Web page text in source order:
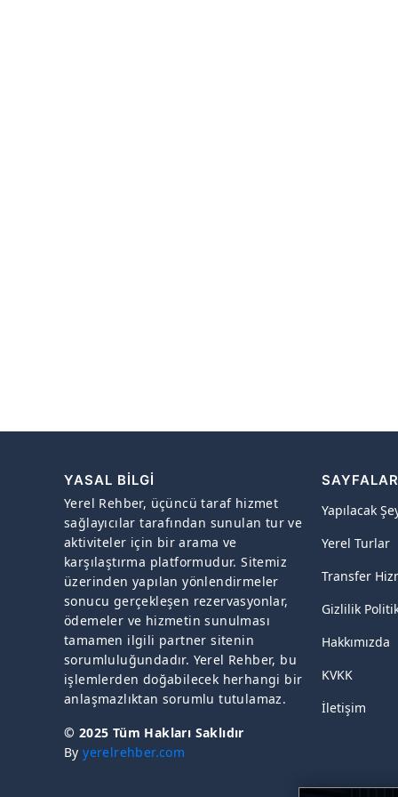
YASAL BILGI
Yerel Rehber, üçüncü taraf hizmet
sağlayıcılar tarafından sunulan tur ve
aktiviteler için bir arama ve
karşılaştırma platformudur. Sitemiz
üzerinden yapılan yönlendirmeler
sonucu gerçekleşen rezervasyonlar,
ödemeler ve hizmetin sunulması
tamamen ilgili partner sitenin
sorumluluğundadır. Yerel Rehber, bu
işlemlerden doğabilecek herhangi bir
anlaşmazlıktan sorumlu tutulamaz.
© 2025 Tüm Hakları Saklıdır
Byyerelrehber.com
SAYFALAR
Yapılacak
Yerel Turlar
Transfer
Gizlilik
Hakkımızda
KVKK
İletişim